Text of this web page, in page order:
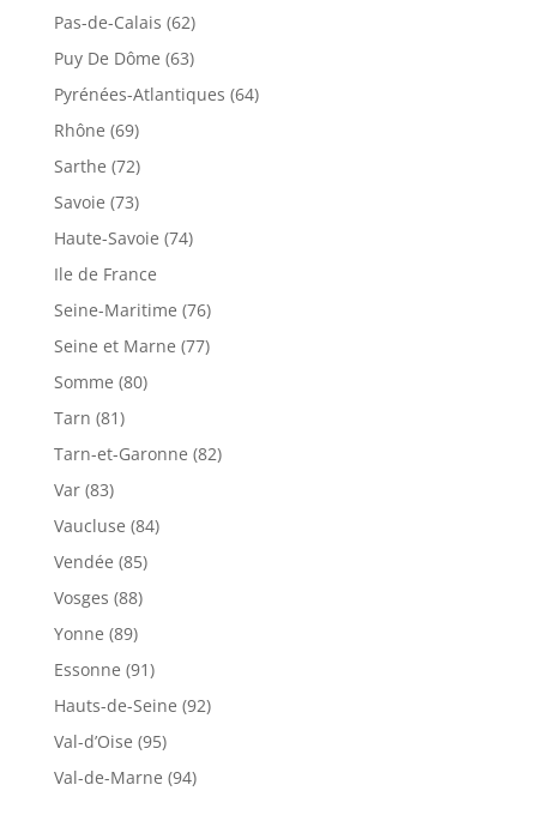
Pas-de-Calais (62)
Puy De Dôme (63)
Pyrénées-Atlantiques (64)
Rhône (69)
Sarthe (72)
Savoie (73)
Haute-Savoie (74)
Ile de France
Seine-Maritime (76)
Seine et Marne (77)
Somme (80)
Tarn (81)
Tarn-et-Garonne (82)
Var (83)
Vaucluse (84)
Vendée (85)
Vosges (88)
Yonne (89)
Essonne (91)
Hauts-de-Seine (92)
Val-d’Oise (95)
Val-de-Marne (94)